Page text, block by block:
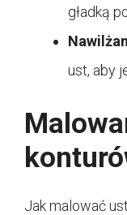
gładką
ust, aby
Jak malować